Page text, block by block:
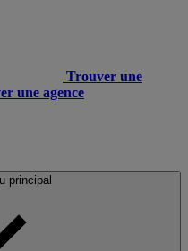
Trouver une
une agence
principal